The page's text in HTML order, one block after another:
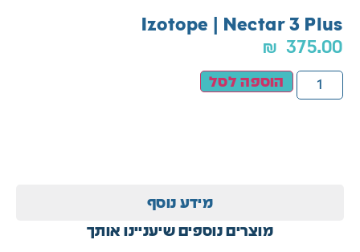
Izotope | Nectar 3 Plus
₪ 375.00
הוספה לסל
מידע נוסף
מוצרים נוספים שיעניינו אותך